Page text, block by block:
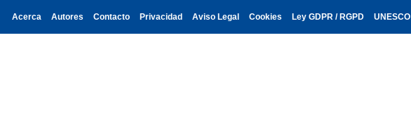
Acerca Autores Contacto Privacidad Aviso Legal Cookies Ley GDPR / RGPD UNESCO